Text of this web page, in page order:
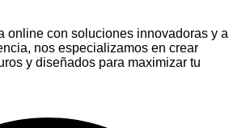
online con soluciones innovadoras y a
nos especializamos en crear
y diseñados para maximizar tu